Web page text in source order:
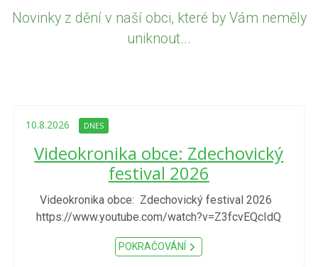
Novinky z dění v naší obci, které by Vám neměly
uniknout...
10.8.2026 DNES
Videokronika obce: Zdechovický
festival 2026
Videokronika obce: Zdechovický festival 2026
https://www.youtube.com/watch?v=Z3fcvEQcIdQ
POKRAČOVÁNÍ